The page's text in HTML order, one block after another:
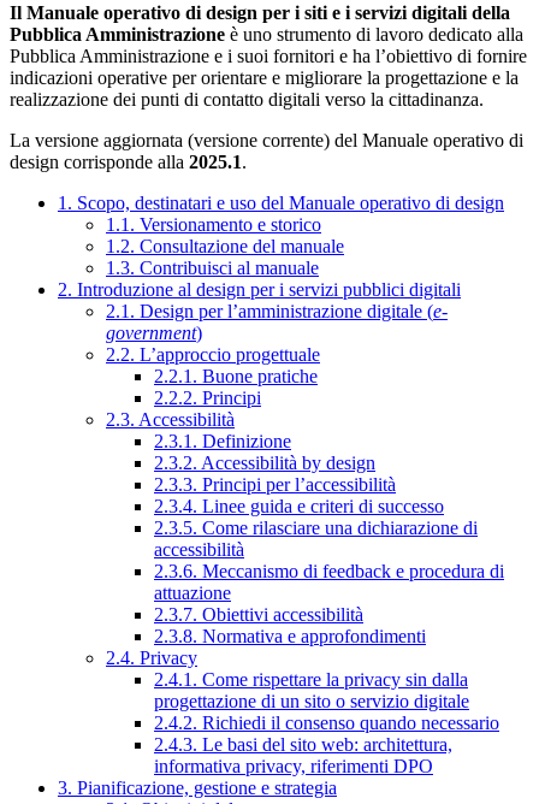
Il Manuale operativo di design per i siti e i servizi digitali della
Pubblica Amministrazione è uno strumento di lavoro dedicato alla
Pubblica Amministrazione e i suoi fornitori e ha l’obiettivo di fornire
indicazioni operative per orientare e migliorare la progettazione e la
realizzazione dei punti di contatto digitali verso la cittadinanza.
La versione aggiornata (versione corrente) del Manuale operativo di
design corrisponde alla 2025.1.
1. Scopo, destinatari e uso del Manuale operativo di design
1.1. Versionamento e storico
1.2. Consultazione del manuale
1.3. Contribuisci al manuale
2. Introduzione al design per i servizi pubblici digitali
2.1. Design per l’amministrazione digitale (e-
government)
2.2. L’approccio progettuale
2.2.1. Buone pratiche
2.2.2. Principi
2.3. Accessibilità
2.3.1. Definizione
2.3.2. Accessibilità by design
2.3.3. Principi per l’accessibilità
2.3.4. Linee guida e criteri di successo
2.3.5. Come rilasciare una dichiarazione di
accessibilità
2.3.6. Meccanismo di feedback e procedura di
attuazione
2.3.7. Obiettivi accessibilità
2.3.8. Normativa e approfondimenti
2.4. Privacy
2.4.1. Come rispettare la privacy sin dalla
progettazione di un sito o servizio digitale
2.4.2. Richiedi il consenso quando necessario
2.4.3. Le basi del sito web: architettura,
informativa privacy, riferimenti DPO
3. Pianificazione, gestione e strategia